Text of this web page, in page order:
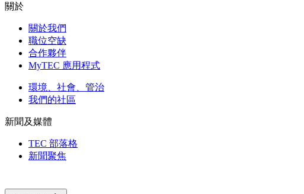
關於
關於我們
職位空缺
合作夥伴
MyTEC 應用程式
環境、社會、管治
我們的社區
新聞及媒體
TEC 部落格
新聞聚焦